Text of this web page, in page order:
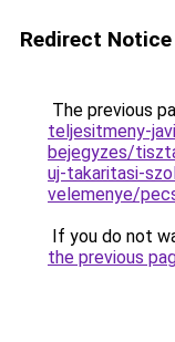
Redirect Notice
The previous
teljesitmeny-
bejegyzes/
uj-takaritasi-
velemenye/
If you do not
the previous